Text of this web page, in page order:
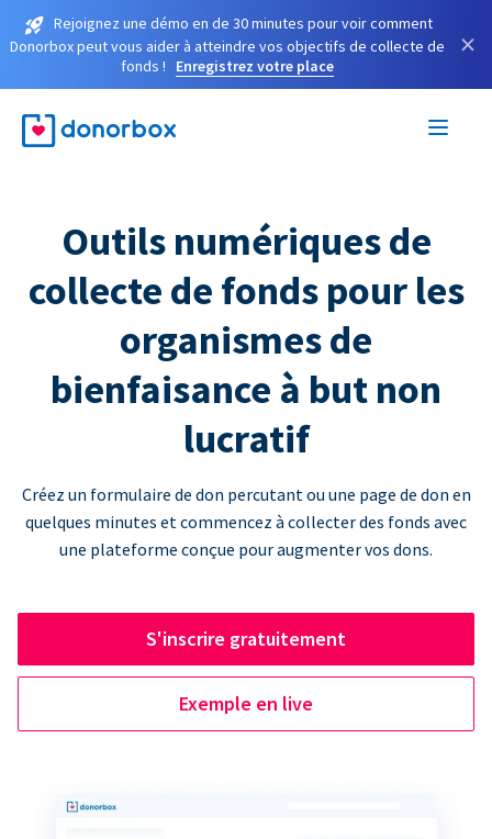
Rejoignez une démo en de 30 minutes pour voir comment
Donorbox peut vous aider à atteindre vos objectifs de collecte de
fonds !
Enregistrez votre place
×
Outils numériques de
collecte de fonds pour les
organismes de
bienfaisance à but non
lucratif
Créez un formulaire de don percutant ou une page de don en
quelques minutes et commencez à collecter des fonds avec
une plateforme conçue pour augmenter vos dons.
S'inscrire gratuitement
Exemple en live